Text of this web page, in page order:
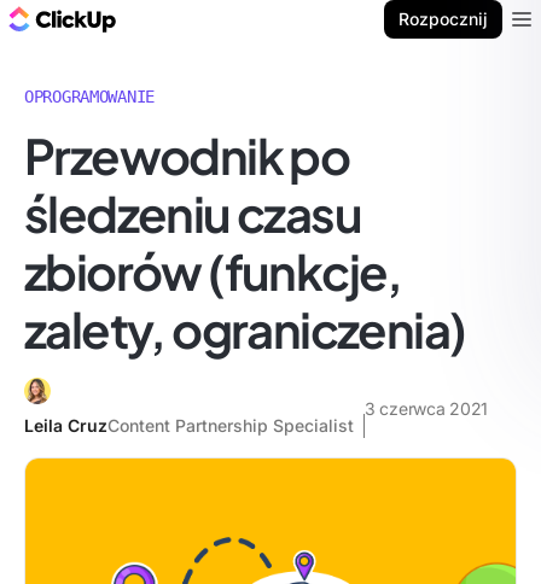
Rozpocznij
OPROGRAMOWANIE
Przewodnik po
śledzeniu czasu
zbiorów (funkcje,
zalety, ograniczenia)
Leila CruzContent Partnership Specialist
3 czerwca 2021